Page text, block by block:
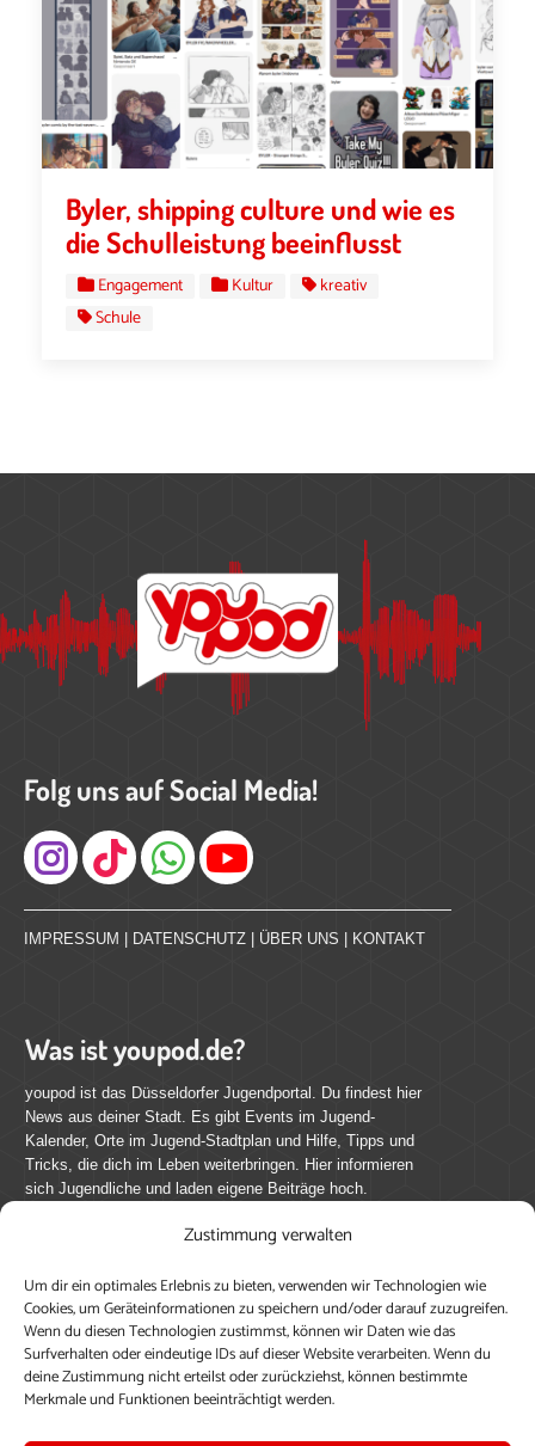
Zustimmung verwalten
Um dir ein optimales Erlebnis zu bieten, verwenden wir Technologien wie
Cookies, um Geräteinformationen zu speichern und/oder darauf zuzugreifen.
Wenn du diesen Technologien zustimmst, können wir Daten wie das
Surfverhalten oder eindeutige IDs auf dieser Website verarbeiten. Wenn du
deine Zustimmung nicht erteilst oder zurückziehst, können bestimmte
Merkmale und Funktionen beeinträchtigt werden.
Byler, shipping culture und wie es
die Schulleistung beeinflusst
Engagement Kultur
kreativ
Schule
Folg uns auf Social Media!
Instagram
IMPRESSUM DATENSCHUTZ ÜBER UNS KONTAKT
Was ist youpod.de?
youpod ist das Düsseldorfer Jugendportal. Du findest hier
News aus deiner Stadt. Es gibt Events im Jugend-
Kalender, Orte im Jugend-Stadtplan und Hilfe, Tipps und
Tricks, die dich im Leben weiterbringen. Hier informieren
sich Jugendliche und laden eigene Beiträge hoch.
Mach mit bei youpod.de!
youpod.de lebt von Menschen wie dir. Sammel
journalistische Erfahrung, teile deine Perspektive und
veröffentliche deine Beiträge auf youpod.de.Du musst
dich anmelden, um alle Funktionen nutzen zu können, ein
Profil anzulegen, eigene Beiträge hochzuladen und zu